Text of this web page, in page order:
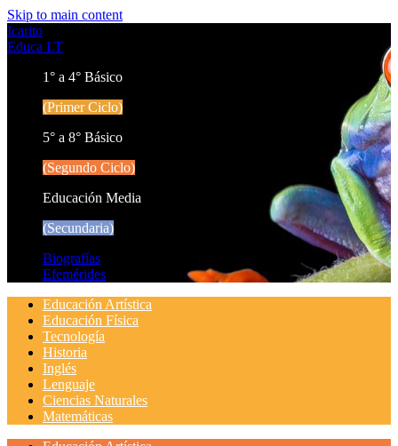
Skip to main content
Icarito
Educa LT
1° a 4° Básico
(Primer Ciclo)
5° a 8° Básico
(Segundo Ciclo)
Educación Media
(Secundaria)
Biografías
Efemérides
Educación Artística
Educación Física
Tecnología
Historia
Inglés
Lenguaje
Ciencias Naturales
Matemáticas